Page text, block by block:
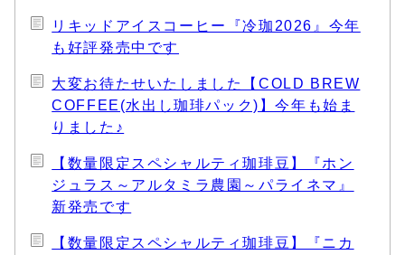
リキッドアイスコーヒー『冷珈2026』今年
も好評発売中です
大変お待たせいたしました【COLD BREW
COFFEE(水出し珈琲パック)】今年も始ま
りました♪
【数量限定スペシャルティ珈琲豆】『ホン
ジュラス～アルタミラ農園～パライネマ』
新発売です
【数量限定スペシャルティ珈琲豆】『ニカ